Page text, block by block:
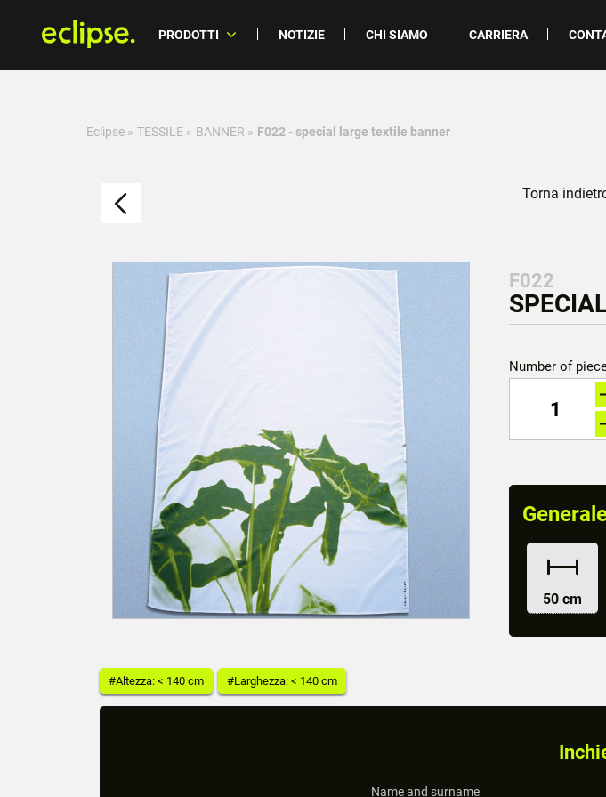
PRODOTTI NOTIZIE CHI SIAMO CARRIERA
Eclipse » TESSILE » BANNER » F022 - special large textile banner
Torna
#Altezza: < 140 cm #Larghezza: < 140 cm
F022
Number of
50 cm
Name and surname